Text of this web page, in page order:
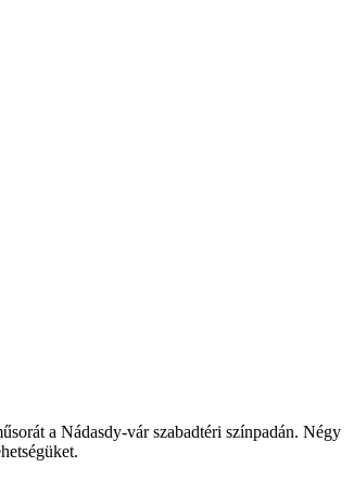
a Nádasdy-vár szabadtéri színpadán. Négy